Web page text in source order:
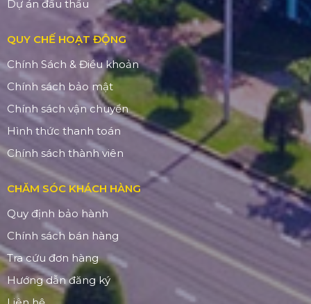
Dự án đấu thầu
QUY CHẾ HOẠT ĐỘNG
Chính Sách & Điều khoản
Chính sách bảo mật
Chính sách vận chuyển
Hình thức thanh toán
Chính sách thành viên
CHĂM SÓC KHÁCH HÀNG
Quy định bảo hành
Chính sách bán hàng
Tra cứu đơn hàng
Hướng dẫn đăng ký